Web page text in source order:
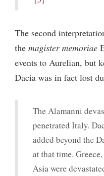
The second
the magister memoriae
events to Aurelian, but
Dacia was in fact lost
The Alamanni
penetrated Italy.
added beyond the
at that time.
Asia were